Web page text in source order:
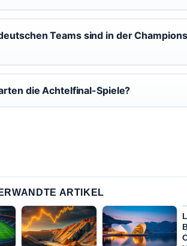
Teams sind in der Champions
die Achtelfinal-Spiele?
ARTIKEL